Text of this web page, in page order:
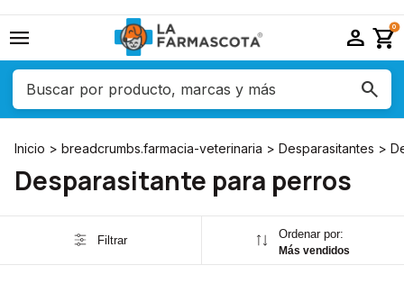
menu person shopping_cart
0
Inicio > breadcrumbs.farmacia-veterinaria > Desparasitantes >
Desparasitante para perros
Filtrar Ordenar por:
Más vendidos